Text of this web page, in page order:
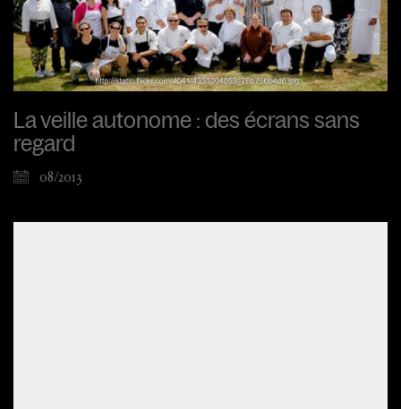
La veille autonome : des écrans sans
regard
08/2013